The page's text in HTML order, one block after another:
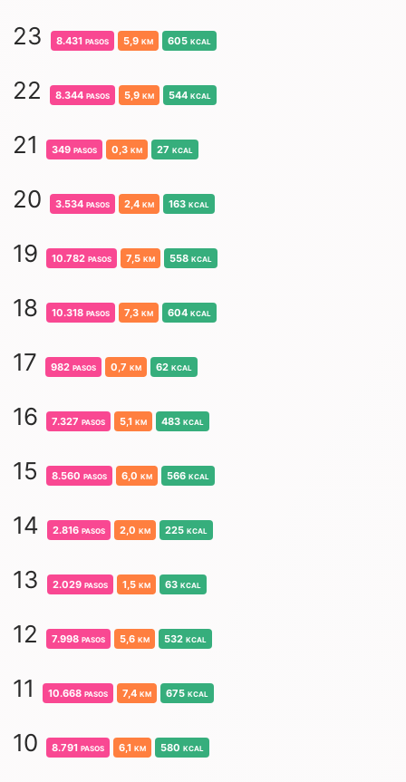
23 8.431 pasos 5,9 km 605 kcal
22 8.344 pasos 5,9 km 544 kcal
21 349 pasos 0,3 km 27 kcal
20 3.534 pasos 2,4 km 163 kcal
19 10.782 pasos 7,5 km 558 kcal
18 10.318 pasos 7,3 km 604 kcal
17 982 pasos 0,7 km 62 kcal
16 7.327 pasos 5,1 km 483 kcal
15 8.560 pasos 6,0 km 566 kcal
14 2.816 pasos 2,0 km 225 kcal
13 2.029 pasos 1,5 km 63 kcal
12 7.998 pasos 5,6 km 532 kcal
11 10.668 pasos 7,4 km 675 kcal
10 8.791 pasos 6,1 km 580 kcal